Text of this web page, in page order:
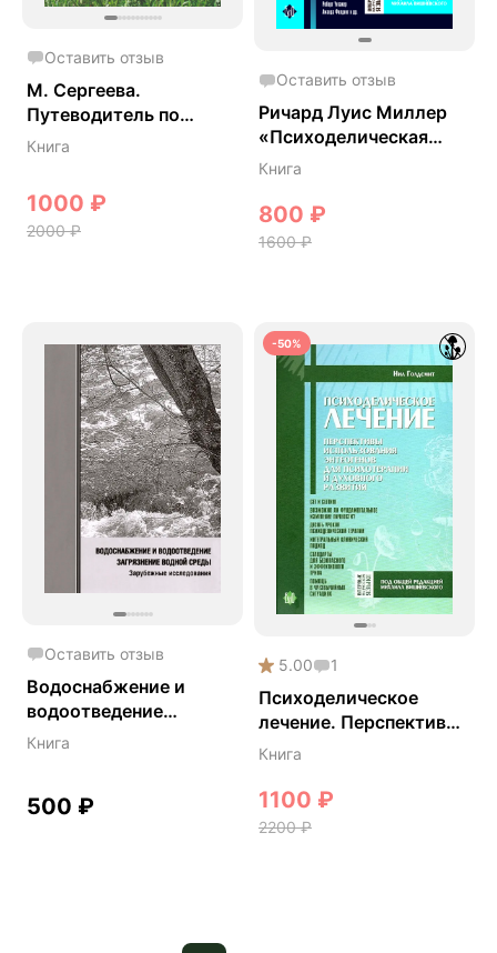
Оставить отзыв
М. Сергеева.
Путеводитель по
флоре
Книга
1000 ₽
2000₽
Оставить отзыв
Ричард Луис Миллер
«Психоделическая
медицина»
Книга
800 ₽
1600₽
Оставить отзыв
Водоснабжение и
водоотведение
загрязнение
Книга
500 ₽
-50%
5.00 1
Психоделическое
лечение. Перспективы
использования
психотерапии и
духовного развития -
Книга
1100 ₽
2200₽